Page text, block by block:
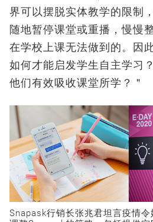
界可以摆脱实体教学的限制
随地暂停课堂或重播，慢慢
在学校上课无法做到的。因
如何才能启发学生自主学习
他们有效吸收课堂所学？＂
Snapask行销长张兆君坦言疫情